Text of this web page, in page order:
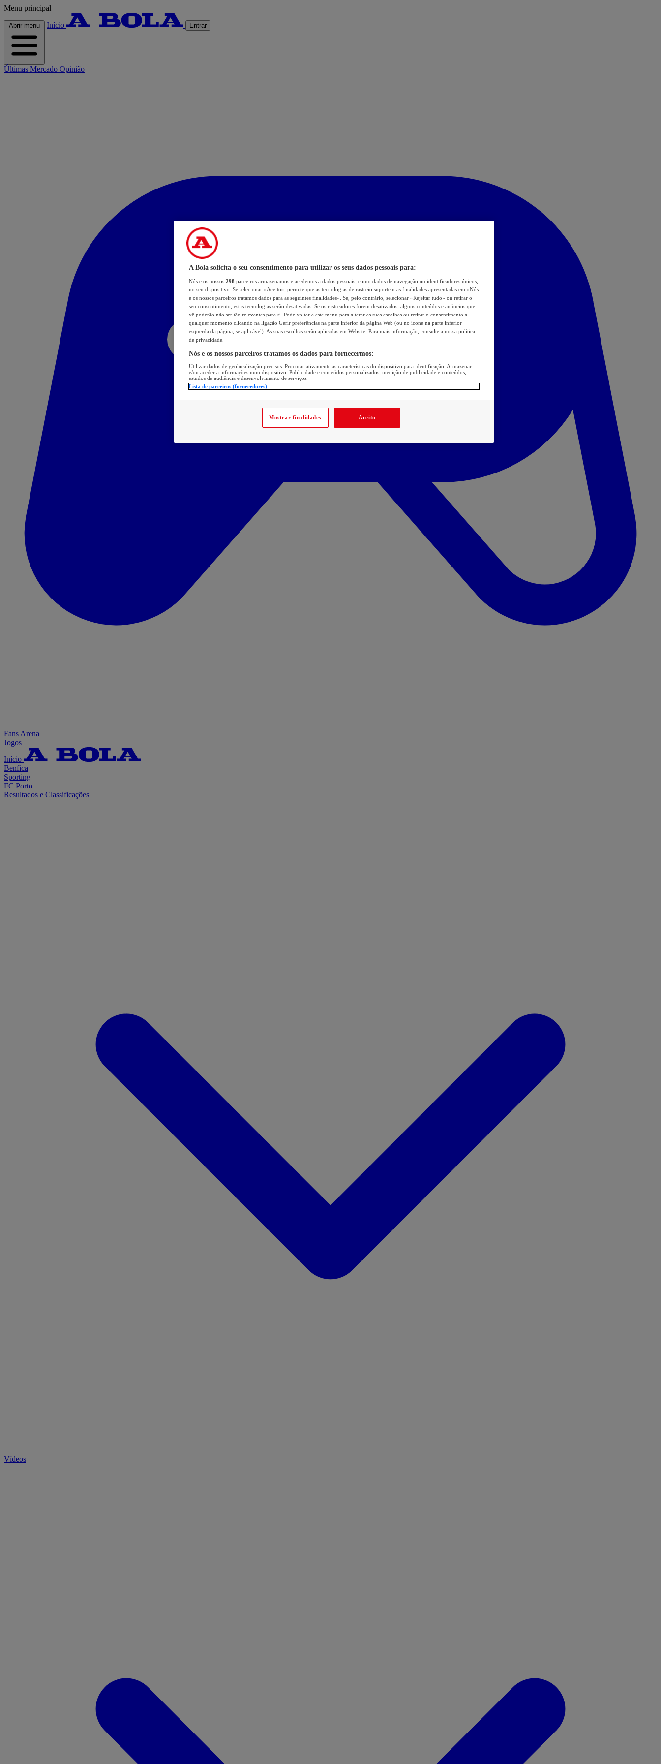
Menu principal
Abrir menu Início Entrar
Últimas Mercado Opinião
Fans Arena
Jogos
Início
Benfica
Sporting
FC Porto
Resultados e Classificações
Vídeos
A Bola solicita o seu consentimento para utilizar os seus dados pessoais para:
Nós e os nossos 298 parceiros armazenamos e acedemos a dados pessoais, como dados de navegação ou identificadores únicos,
no seu dispositivo. Se selecionar «Aceito», permite que as tecnologias de rastreio suportem as finalidades apresentadas em «Nós
e os nossos parceiros tratamos dados para as seguintes finalidades». Se, pelo contrário, selecionar «Rejeitar tudo» ou retirar o
seu consentimento, estas tecnologias serão desativadas. Se os rastreadores forem desativados, alguns conteúdos e anúncios que
vê poderão não ser tão relevantes para si. Pode voltar a este menu para alterar as suas escolhas ou retirar o consentimento a
qualquer momento clicando na ligação Gerir preferências na parte inferior da página Web (ou no ícone na parte inferior
esquerda da página, se aplicável). As suas escolhas serão aplicadas em Website. Para mais informação, consulte a nossa política
de privacidade.
Nós e os nossos parceiros tratamos os dados para fornecermos:
Utilizar dados de geolocalização precisos. Procurar ativamente as características do dispositivo para identificação. Armazenar
e/ou aceder a informações num dispositivo. Publicidade e conteúdos personalizados, medição de publicidade e conteúdos,
estudos de audiência e desenvolvimento de serviços.
Lista de parceiros (fornecedores)
Mostrar finalidades Aceito